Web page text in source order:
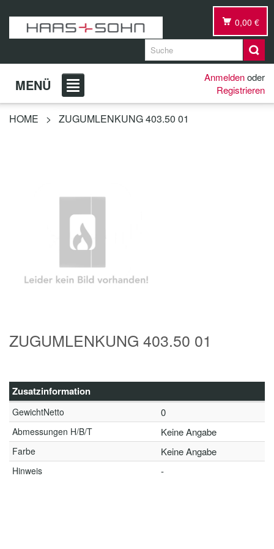
0,00 €
MENÜ Anmeldenoder
Registrieren
HOME > ZUGUMLENKUNG 403.50 01
ZUGUMLENKUNG 403.50 01
Zusatzinformation
GewichtNetto 0
Abmessungen H/B/T Keine Angabe
Farbe Keine Angabe
Hinweis -